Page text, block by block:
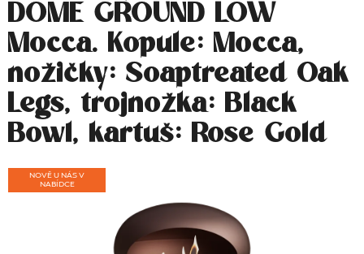
DOME GROUND LOW
Mocca. Kopule: Mocca,
nožičky: Soaptreated Oak
Legs, trojnožka: Black
Bowl, kartuš: Rose Gold
NOVĚ U NÁS V
NABÍDCE